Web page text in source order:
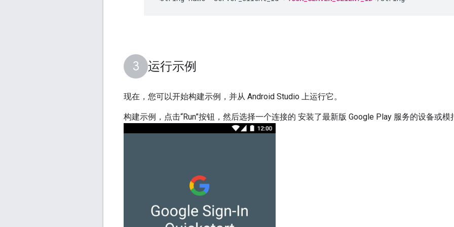
运行示例
现在，您可以开始构建示例，并从 Android Studio 上运行它。
构建示例，点击“Run”按钮，然后选择一个连接的 安装了最新版 Google Play 服务的设备或模